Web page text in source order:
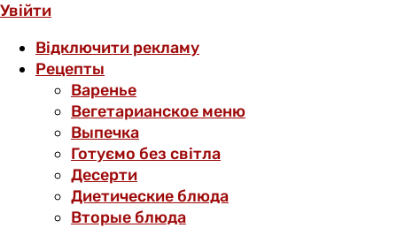
Увійти
Відключити рекламу
Рецепты
Варенье
Вегетарианское меню
Выпечка
Готуємо без світла
Десерти
Диетические блюда
Вторые блюда